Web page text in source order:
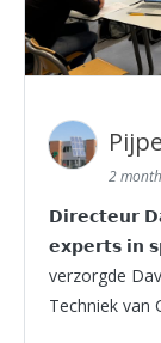
2
𝗗𝗶𝗿𝗲𝗰𝘁𝗲𝘂𝗿
𝗲𝘅𝗽𝗲𝗿𝘁𝘀 𝗶𝗻
verzorgde
Techniek van